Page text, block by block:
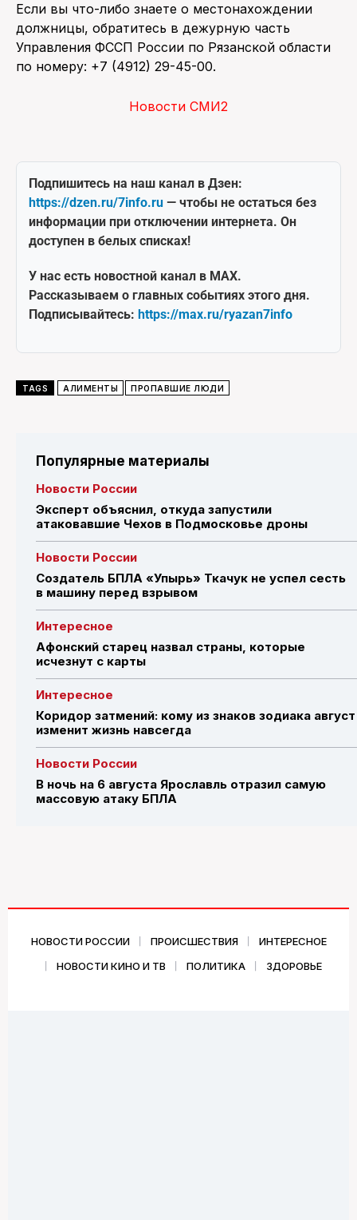
Если вы что-либо знаете о местонахождении
должницы, обратитесь в дежурную часть
Управления ФССП России по Рязанской области
по номеру: +7 (4912) 29-45-00.
Новости СМИ2
Подпишитесь на наш канал в Дзен:
https://dzen.ru/7info.ru — чтобы не остаться без
информации при отключении интернета. Он
доступен в белых списках!
У нас есть новостной канал в MAX.
Рассказываем о главных событиях этого дня.
Подписывайтесь: https://max.ru/ryazan7info
TAGS АЛИМЕНТЫ ПРОПАВШИЕ ЛЮДИ
Популярные материалы
Новости России
Эксперт объяснил, откуда запустили
атаковавшие Чехов в Подмосковье дроны
Новости России
Создатель БПЛА «Упырь» Ткачук не успел сесть
в машину перед взрывом
Интересное
Афонский старец назвал страны, которые
исчезнут с карты
Интересное
Коридор затмений: кому из знаков зодиака август
изменит жизнь навсегда
Новости России
В ночь на 6 августа Ярославль отразил самую
массовую атаку БПЛА
НОВОСТИ РОССИИ ПРОИСШЕСТВИЯ
ИНТЕРЕСНОЕ
НОВОСТИ КИНО И ТВ
ПОЛИТИКА ЗДОРОВЬЕ